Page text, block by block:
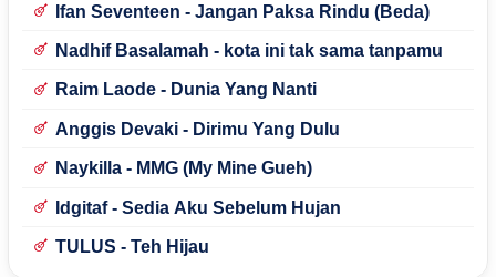
Ifan Seventeen - Jangan Paksa Rindu (Beda)
Nadhif Basalamah - kota ini tak sama tanpamu
Raim Laode - Dunia Yang Nanti
Anggis Devaki - Dirimu Yang Dulu
Naykilla - MMG (My Mine Gueh)
Idgitaf - Sedia Aku Sebelum Hujan
TULUS - Teh Hijau